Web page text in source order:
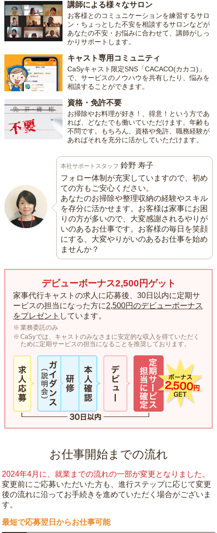
講師による様々なサロン
お客様とのコミュニケーションを練習するサロ
ン・ちょっとした不安を相談するサロンなどが
あなたの不安・お悩みに合わせて、講師がしっ
かりサポートします。
キャスト専用コミュニティ
CaSyキャスト限定SNS「CACACO(カカコ)」
で、サービスのノウハウを共有したり、悩みを
相談することができます。
資格・免許不要
お掃除やお料理が好き！、得意！という方であ
れば、どなたでも働いていただけます。年齢も
不問です。もちろん、資格や免許、職務経験が
あればそれを充分に活かしていただけます。
本社サポートスタッフ 鈴野 寿子
フォロー体制が充実していますので、初め
ての方もご安心ください。
あなたのお掃除や整理収納の経験やスキル
を存分に活かせます。お客様は家事にお困
りの方が多いので、大変感謝されるやりが
いのあるお仕事です。お客様の毎日を笑顔
にする、大変やりがいのあるお仕事を始め
ませんか？
デビューボーナス2,500円ゲット
家事代行キャストの求人に応募後、30日以内に定期サ
ービスの担当になった方に2,500円のデビューボーナス
をプレゼント しています。
業務委託のみ
CaSyでは、キャストのみなさまに安定的な収入を得ていただく
ために定期サービスの担当になることを推奨しております。
お仕事開始までの流れ
2024年4月に、就業までの流れの一部が変更となりました。
変更前にご応募いただいた方も、進行ステップに応じて変更
後の流れに沿ってお手続きを進めていただく場合がございま
す。
最短で応募翌日からお仕事可能